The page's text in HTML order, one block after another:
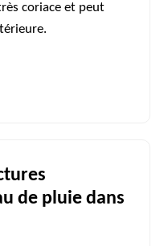
coriace et peut
de pluie dans